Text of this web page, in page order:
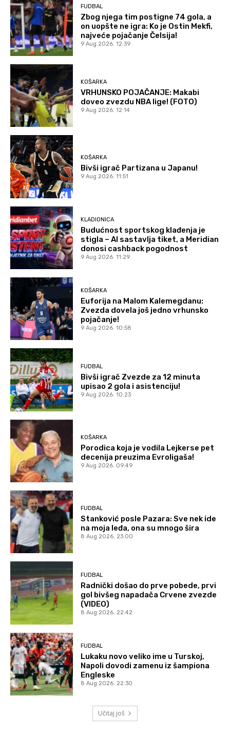
FUDBAL
Zbog njega tim postigne 74 gola, a
on uopšte ne igra: Ko je Ostin Mekfi,
najveće pojačanje Čelsija!
9 Aug 2026. 12:39
KOŠARKA
VRHUNSKO POJAČANJE: Makabi
doveo zvezdu NBA lige! (FOTO)
9 Aug 2026. 12:14
KOŠARKA
Bivši igrač Partizana u Japanu!
9 Aug 2026. 11:51
KLADIONICA
Budućnost sportskog klađenja je
stigla – AI sastavlja tiket, a Meridian
donosi cashback pogodnost
9 Aug 2026. 11:29
KOŠARKA
Euforija na Malom Kalemegdanu:
Zvezda dovela još jedno vrhunsko
pojačanje!
9 Aug 2026. 10:58
FUDBAL
Bivši igrač Zvezde za 12 minuta
upisao 2 gola i asistenciju!
9 Aug 2026. 10:23
KOŠARKA
Porodica koja je vodila Lejkerse pet
decenija preuzima Evroligaša!
9 Aug 2026. 09:49
FUDBAL
Stanković posle Pazara: Sve nek ide
na moja leđa, ona su mnogo šira
8 Aug 2026. 23:00
FUDBAL
Radnički došao do prve pobede, prvi
gol bivšeg napadača Crvene zvezde
(VIDEO)
8 Aug 2026. 22:42
FUDBAL
Lukaku novo veliko ime u Turskoj,
Napoli dovodi zamenu iz šampiona
Engleske
8 Aug 2026. 22:30
Učitaj još